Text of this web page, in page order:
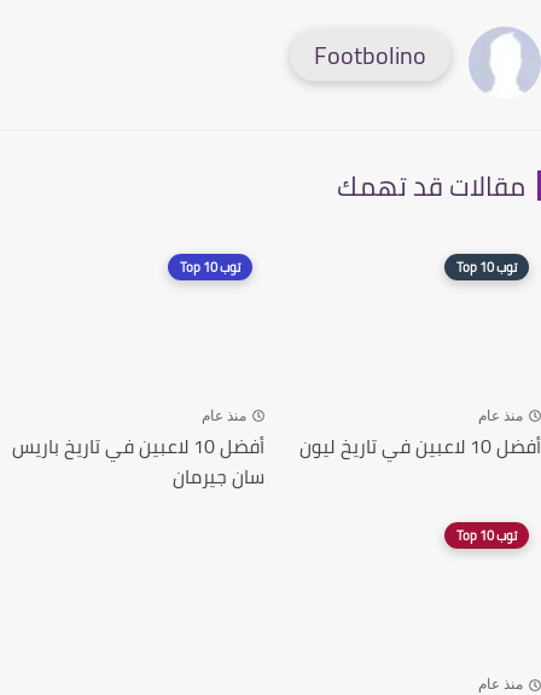
Footbolino
قد تهمك
توب 10 Top
عام
تاريخ ليون
توب 10 Top
منذ عام
أفضل 10 لاعبين في تاريخ باريس
سان جيرمان
توب 10 Top
عام